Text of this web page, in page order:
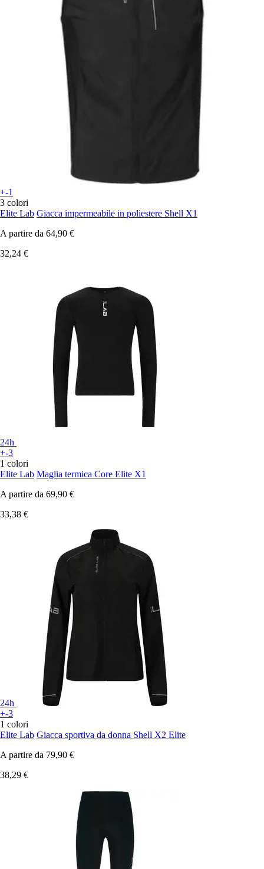
+-1
3 colori
Elite Lab Giacca impermeabile in poliestere Shell X1
A partire da 64,90 €
32,24 €
24h
+-3
1 colori
Elite Lab Maglia termica Core Elite X1
A partire da 69,90 €
33,38 €
24h
+-3
1 colori
Elite Lab Giacca sportiva da donna Shell X2 Elite
A partire da 79,90 €
38,29 €